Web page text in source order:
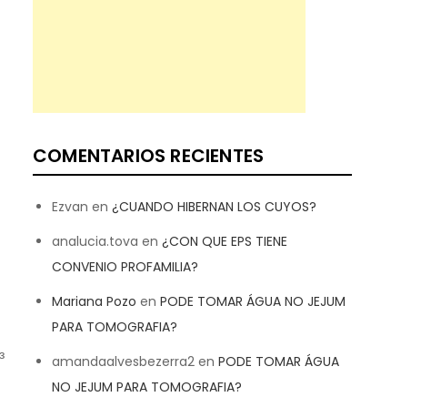
COMENTARIOS RECIENTES
Ezvan en ¿CUANDO HIBERNAN LOS CUYOS?
analucia.tova en ¿CON QUE EPS TIENE
CONVENIO PROFAMILIA?
Mariana Pozo en PODE TOMAR ÁGUA NO JEJUM
PARA TOMOGRAFIA?
amandaalvesbezerra2 en PODE TOMAR ÁGUA
NO JEJUM PARA TOMOGRAFIA?